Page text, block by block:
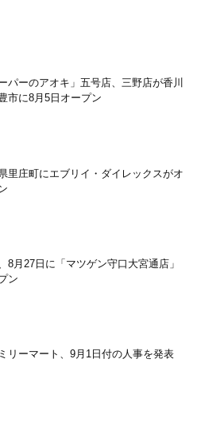
ーパーのアオキ」五号店、三野店が香川
市に8月5日オープン
里庄町にエブリイ・ダイレックスがオ
8月27日に「マツゲン守口大宮通店」
ン
リーマート、9月1日付の人事を発表